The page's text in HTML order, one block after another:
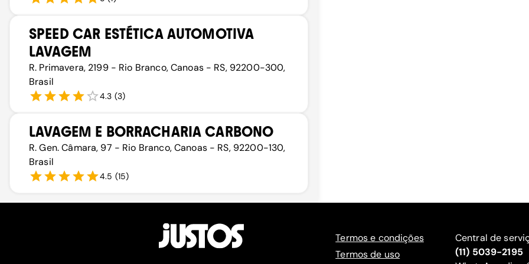
SPEED CAR ESTÉTICA AUTOMOTIVA
LAVAGEM
R. Primavera, 2199 - Rio Branco, Canoas - RS, 92200-300,
Brasil
4.3 (3)
LAVAGEM E BORRACHARIA CARBONO
R. Gen. Câmara, 97 - Rio Branco, Canoas - RS, 92200-130,
Brasil
4.5 (15)
Termos e condições
Termos de uso
Central de
(11) 5039-2195